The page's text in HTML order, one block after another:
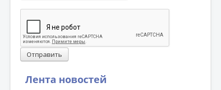
Лента новостей
Отправить